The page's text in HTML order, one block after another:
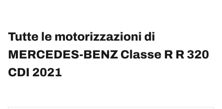
Tutte le motorizzazioni di
MERCEDES-BENZ Classe R R 320
CDI 2021